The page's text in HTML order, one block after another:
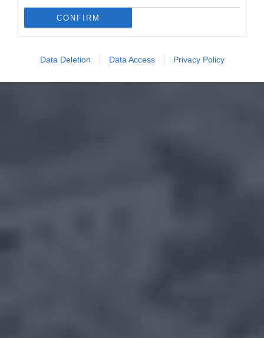
CONFIRM
Data Deletion Data Access Privacy Policy